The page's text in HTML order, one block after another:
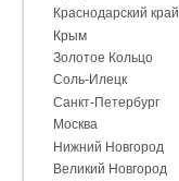
Краснодарский край
Крым
Золотое Кольцо
Соль-Илецк
Санкт-Петербург
Москва
Нижний Новгород
Великий Новгород